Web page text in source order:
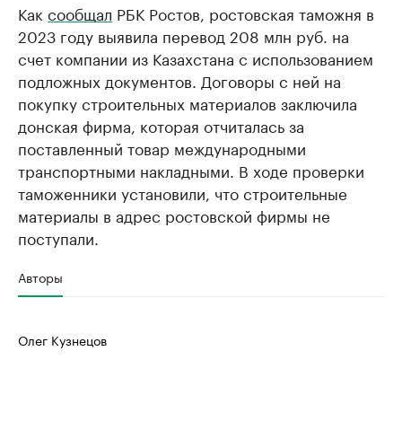
Как сообщал РБК Ростов, ростовская таможня в
2023 году выявила перевод 208 млн руб. на
счет компании из Казахстана с использованием
подложных документов. Договоры с ней на
покупку строительных материалов заключила
донская фирма, которая отчиталась за
поставленный товар международными
транспортными накладными. В ходе проверки
таможенники установили, что строительные
материалы в адрес ростовской фирмы не
поступали.
Авторы
Олег Кузнецов